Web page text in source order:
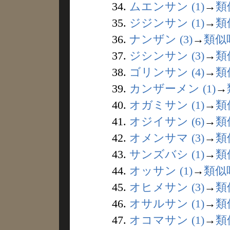
34. ムエンサン (1)→ 類
35. ジジンサン (1)→ 類
36. ナンザン (3)→ 類似
37. ジシンサン (3)→ 類
38. ゴリンサン (4)→ 類
39. カンザーメン (1)→
40. オガミサン (1)→ 類
41. オジイサン (6)→ 類
42. オメンサマ (3)→ 類
43. サンズバシ (1)→ 類
44. オッサン (1)→ 類似
45. オヒメサン (3)→ 類
46. オサルサン (1)→ 類
47. オコマサン (1)→ 類